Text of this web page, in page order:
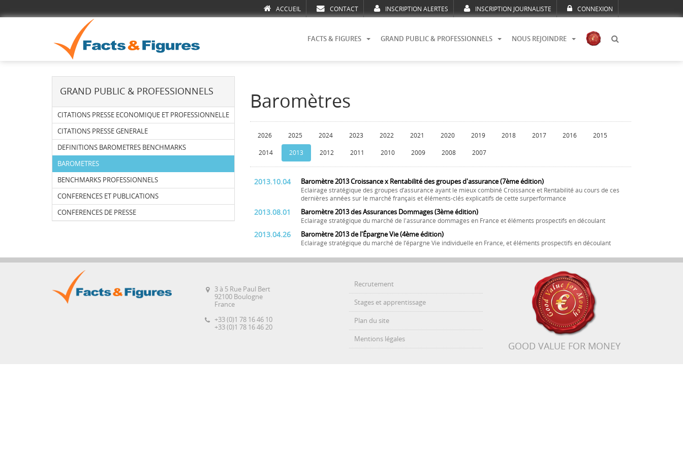
ACCUEIL CONTACT INSCRIPTION ALERTES INSCRIPTION JOURNALISTE CONNEXION
FACTS & FIGURES GRAND PUBLIC & PROFESSIONNELS NOUS REJOINDRE
GRAND PUBLIC & PROFESSIONNELS
CITATIONS PRESSE ECONOMIQUE ET PROFESSIONNELLE
CITATIONS PRESSE GENERALE
DEFINITIONS BAROMETRES BENCHMARKS
BAROMETRES
BENCHMARKS PROFESSIONNELS
CONFERENCES ET PUBLICATIONS
CONFERENCES DE PRESSE
Baromètres
2026 2025 2024 2023 2022 2021 2020 2019 2018 2017 2016 2015
2014 2013 2012 2011 2010 2009 2008 2007
2013.10.04 Baromètre 2013 Croissance x Rentabilité des groupes d'assurance (7ème édition)
Eclairage stratégique des groupes d’assurance ayant le mieux combiné Croissance et Rentabilité au cours de ces
dernières années sur le marché français et éléments-clés explicatifs de cette surperformance
2013.08.01 Baromètre 2013 des Assurances Dommages (3ème édition)
Eclairage stratégique du marché de l'assurance dommages en France et éléments prospectifs en découlant
2013.04.26 Baromètre 2013 de l'Épargne Vie (4ème édition)
Eclairage stratégique du marché de l’épargne Vie individuelle en France, et éléments prospectifs en découlant
3 à 5 Rue Paul Bert
92100 Boulogne
France
+33 (0)1 78 16 46 10
+33 (0)1 78 16 46 20
Recrutement
Stages et apprentissage
Plan du site
Mentions légales
GOOD VALUE FOR MONEY